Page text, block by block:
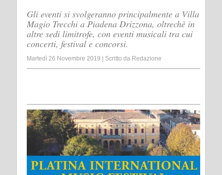
Gli eventi si svolgeranno principalmente a Villa
Magio Trecchi a Piadena Drizzona, oltrechè in
altre sedi limitrofe, con eventi musicali tra cui
concerti, festival e concorsi.
Martedì 26 Novembre 2019 Scritto da Redazione